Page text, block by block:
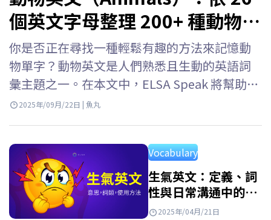
個英文字母整理 200+ 種動物名
稱
你是否正在尋找一種輕鬆有趣的方法來記憶動
物單字？動物英文是人們熟悉且生動的英語詞
彙主題之一。在本文中，ELSA Speak 將幫助你
熟悉常見動物英文、動物英文發音以及 26個英
方式探索自然世界的有趣第一步。透過學習各
種動物英文，孩子們不僅可以擴大詞彙量，還
可以鍛鍊他們的觀察能力和反應能力，並從小
就熱愛學習語言。 動物單字 翻譯 Cat 貓 Dog 狗
2025年/09月/22日 | 魚丸
Vocabulary
生氣英文：定義、詞
性與日常溝通中的用
法2025年/04月/21日